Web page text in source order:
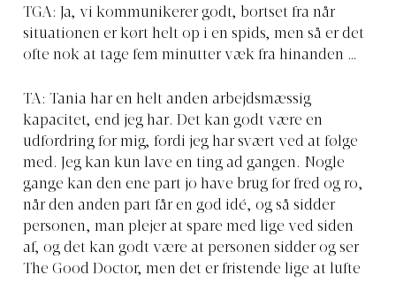
TGA: Ja, vi kommunikerer godt, bortset fra når
situationen er kørt helt op i en spids, men så er det
ofte nok at tage fem minutter væk fra hinanden …
TA: Tania har en helt anden arbejdsmæssig
kapacitet, end jeg har. Det kan godt være en
udfordring for mig, fordi jeg har svært ved at følge
med. Jeg kan kun lave en ting ad gangen. Nogle
gange kan den ene part jo have brug for fred og ro,
når den anden part får en god idé, og så sidder
personen, man plejer at spare med lige ved siden
af, og det kan godt være at personen sidder og ser
The Good Doctor, men det er fristende lige at lufte